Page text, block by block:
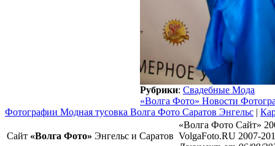
Рубрики: Свадебные Мода
«Волга Фото» Новости
Фотографии Модная тусовка Волга Фото Саратов Энгельс |
Сайт «Волга Фото» Энгельс и Саратов
«Волга Фото Сайт»
VolgaFoto.RU 2007-